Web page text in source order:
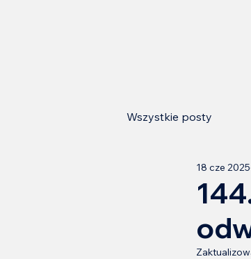
Wszystkie posty
18 cze 2025